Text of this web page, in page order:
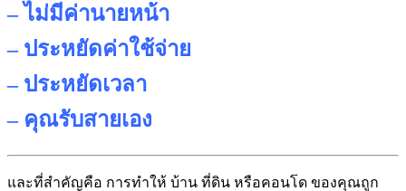
– ไม่มีค่านายหน้า
– ประหยัดค่าใช้จ่าย
– ประหยัดเวลา
– คุณรับสายเอง
และที่สำคัญคือ การทำให้ บ้าน ที่ดิน หรือคอนโด ของคุณถูก